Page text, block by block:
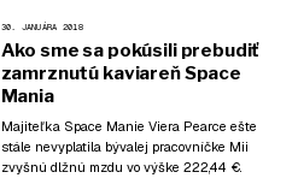
30. JANUÁRA 2018
Ako sme sa pokúsili prebudiť
zamrznutú kaviareň Space
Mania
Majiteľka Space Manie Viera Pearce ešte
stále nevyplatila bývalej pracovníčke Mii
zvyšnú dlžnú mzdu vo výške 222,44 €.